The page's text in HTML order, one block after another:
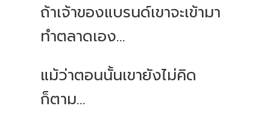
ถ้าเจ้าของแบรนด์เขาจะเข้ามา
ทำตลาดเอง...
แม้ว่าตอนนั้นเขายังไม่คิด
ก็ตาม...